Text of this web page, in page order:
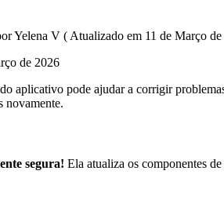
Yelena V ( Atualizado em 11 de Março
de 2026
aplicativo pode ajudar a corrigir
novamente.
segura! Ela atualiza os componentes